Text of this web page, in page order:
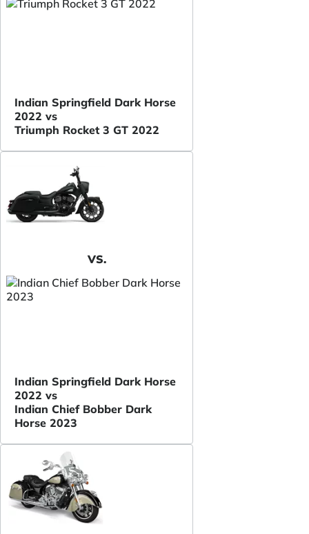
Indian Springfield Dark Horse
2022 vs
Triumph Rocket 3 GT 2022
VS.
Indian Springfield Dark Horse
2022 vs
Indian Chief Bobber Dark
Horse 2023